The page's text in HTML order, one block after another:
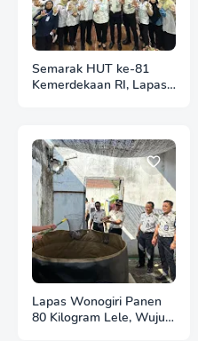
Semarak HUT ke-81
Kemerdekaan RI, Lapas
Pemasyarakatan
Lapas Wonogiri Panen
80 Kilogram Lele, Wujud